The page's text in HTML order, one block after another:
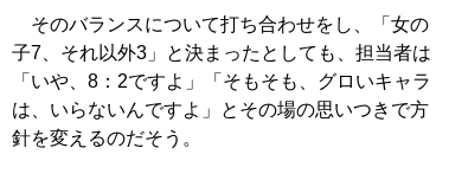
そのバランスについて打ち合わせをし、「女の
子7、それ以外3」と決まったとしても、担当者は
「いや、8：2ですよ」「そもそも、グロいキャラ
は、いらないんですよ」とその場の思いつきで方
針を変えるのだそう。